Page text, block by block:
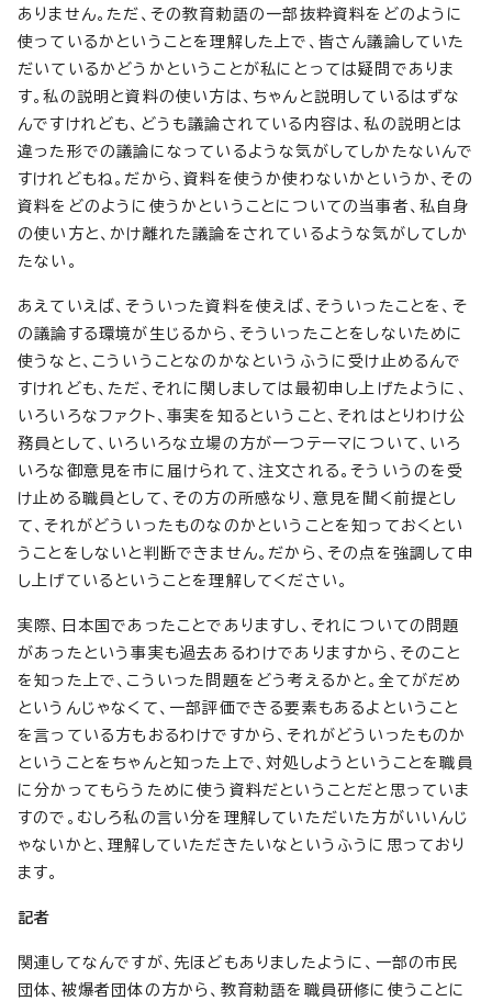
ありません。ただ、その教育勅語の一部抜粋資料をどのように
使っているかということを理解した上で、皆さん議論していた
だいているかどうかということが私にとっては疑問でありま
す。私の説明と資料の使い方は、ちゃんと説明しているはずな
んですけれども、どうも議論されている内容は、私の説明とは
違った形での議論になっているような気がしてしかたないんで
すけれどもね。だから、資料を使うか使わないかというか、その
資料をどのように使うかということについての当事者、私自身
の使い方と、かけ離れた議論をされているような気がしてしか
たない。
あえていえば、そういった資料を使えば、そういったことを、そ
の議論する環境が生じるから、そういったことをしないために
使うなと、こういうことなのかなというふうに受け止めるんで
すけれども、ただ、それに関しましては最初申し上げたように、
いろいろなファクト、事実を知るということ、それはとりわけ公
務員として、いろいろな立場の方が一つテーマについて、いろ
いろな御意見を市に届けられて、注文される。そういうのを受
け止める職員として、その方の所感なり、意見を聞く前提とし
て、それがどういったものなのかということを知っておくとい
うことをしないと判断できません。だから、その点を強調して申
し上げているということを理解してください。
実際、日本国であったことでありますし、それについての問題
があったという事実も過去あるわけでありますから、そのこと
を知った上で、こういった問題をどう考えるかと。全てがだめ
というんじゃなくて、一部評価できる要素もあるよということ
を言っている方もおるわけですから、それがどういったものか
ということをちゃんと知った上で、対処しようということを職員
に分かってもらうために使う資料だということだと思っていま
すので。むしろ私の言い分を理解していただいた方がいいんじ
ゃないかと、理解していただきたいなというふうに思っており
ます。
記者
関連してなんですが、先ほどもありましたように、一部の市民
団体、被爆者団体の方から、教育勅語を職員研修に使うことに